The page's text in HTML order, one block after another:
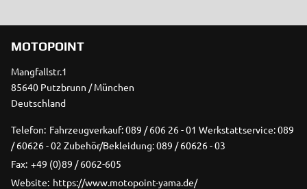
MOTOPOINT
Mangfallstr.1
85640 Putzbrunn / München
Deutschland
Telefon: Fahrzeugverkauf: 089 / 606 26 - 01 Werkstattservice: 089
/ 60626 - 02 Zubehör/Bekleidung: 089 / 60626 - 03
Fax: +49 (0)89 / 6062-605
Website: https://www.motopoint-yama.de/